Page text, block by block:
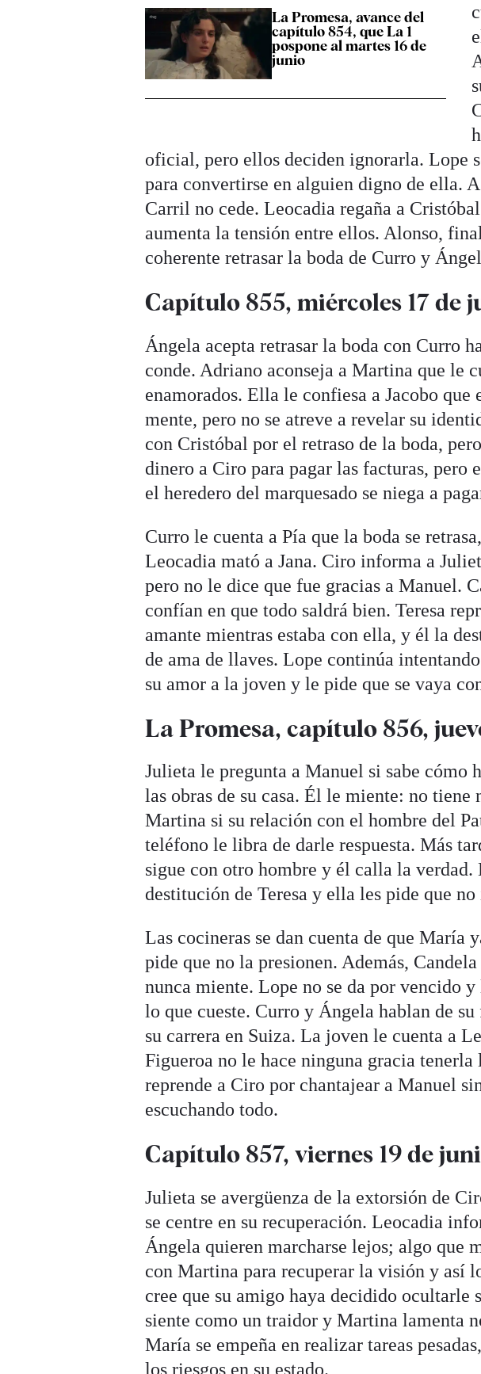
La Promesa, avance del
capítulo 854, que La 1
pospone al martes 16 de
junio
oficial, pero ellos deciden ignorarla. Lope
para convertirse en alguien digno de ella.
Carril no cede. Leocadia regaña a
aumenta la tensión entre ellos. Alonso,
coherente retrasar la boda de Curro y
Capítulo 855, miércoles 17 de
Ángela acepta retrasar la boda con Curro
conde. Adriano aconseja a Martina que le
enamorados. Ella le confiesa a Jacobo que
mente, pero no se atreve a revelar su
con Cristóbal por el retraso de la boda,
dinero a Ciro para pagar las facturas,
el heredero del marquesado se niega a
Curro le cuenta a Pía que la boda se
Leocadia mató a Jana. Ciro informa a
pero no le dice que fue gracias a Manuel.
confían en que todo saldrá bien. Teresa
amante mientras estaba con ella, y él la
de ama de llaves. Lope continúa
su amor a la joven y le pide que se vaya
La Promesa, capítulo 856,
Julieta le pregunta a Manuel si sabe cómo
las obras de su casa. Él le miente: no tiene
Martina si su relación con el hombre del
teléfono le libra de darle respuesta. Más
sigue con otro hombre y él calla la verdad.
destitución de Teresa y ella les pide que
Las cocineras se dan cuenta de que María
pide que no la presionen. Además,
nunca miente. Lope no se da por vencido
lo que cueste. Curro y Ángela hablan de
su carrera en Suiza. La joven le cuenta a
Figueroa no le hace ninguna gracia
reprende a Ciro por chantajear a Manuel
escuchando todo.
Capítulo 857, viernes 19 de
Julieta se avergüenza de la extorsión de
se centre en su recuperación. Leocadia
Ángela quieren marcharse lejos; algo que
con Martina para recuperar la visión y así
cree que su amigo haya decidido ocultarle
siente como un traidor y Martina lamenta
María se empeña en realizar tareas
los riesgos en su estado.